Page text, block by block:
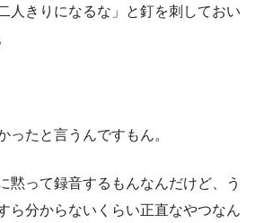
人きりになるな」と釘を刺しておい
ったと言うんですもん。
黙って録音するもんなんだけど、う
ら分からないくらい正直なやつなん